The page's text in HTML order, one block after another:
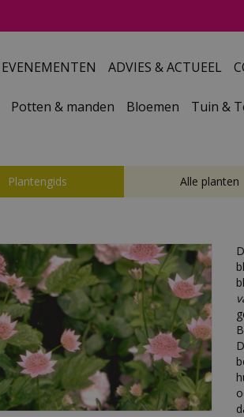
EVENEMENTEN ADVIES & ACTUEEL
Potten & manden Bloemen Tuin &
Plantengids Alle planten